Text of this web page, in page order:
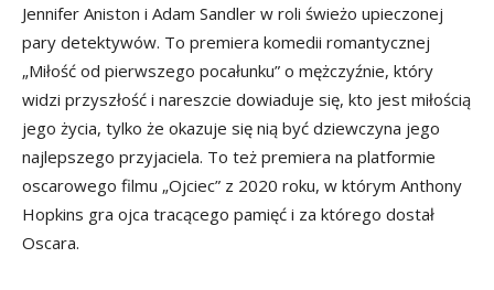
Jennifer Aniston i Adam Sandler w roli świeżo upieczonej
pary detektywów. To premiera komedii romantycznej
„Miłość od pierwszego pocałunku” o mężczyźnie, który
widzi przyszłość i nareszcie dowiaduje się, kto jest miłością
jego życia, tylko że okazuje się nią być dziewczyna jego
najlepszego przyjaciela. To też premiera na platformie
oscarowego filmu „Ojciec” z 2020 roku, w którym Anthony
Hopkins gra ojca tracącego pamięć i za którego dostał
Oscara.